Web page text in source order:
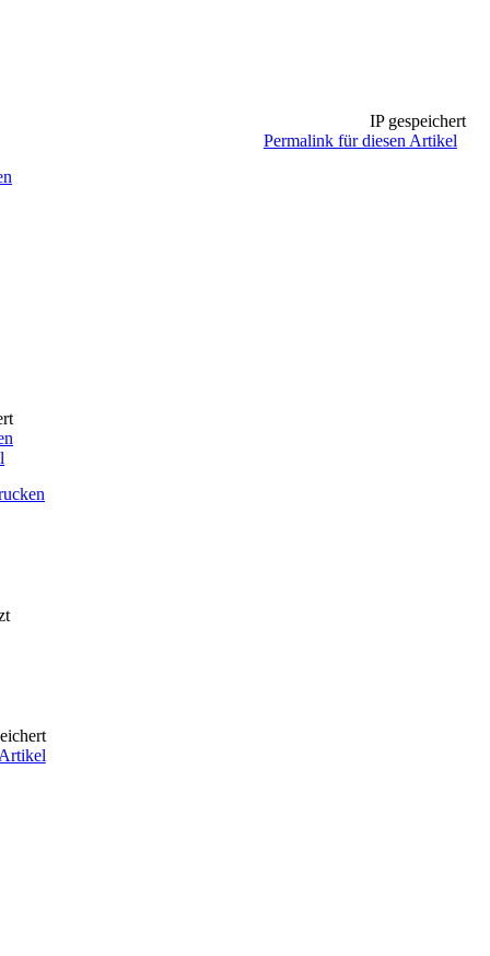
IP gespeichert
Permalink für diesen Artikel